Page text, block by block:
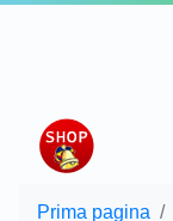
Prima pagina